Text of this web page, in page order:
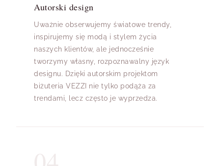
Autorski design
Uważnie obserwujemy światowe trendy,
inspirujemy się modą i stylem życia
naszych klientów, ale jednocześnie
tworzymy własny, rozpoznawalny język
designu. Dzięki autorskim projektom
biżuteria VEZZI nie tylko podąża za
trendami, lecz często je wyprzedza.